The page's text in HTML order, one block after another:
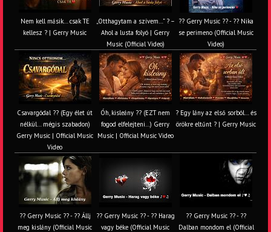
Nem kell másik… csak TE
kellesz ? | Gerry Music
„Otthagytam a szívem…” ? –
Ahol a lusta folyó | Gerry
Music (Official Video)
?? Gerry Music ?? - ?? Nika
se perimeno (Official Music
Video)
Csavargódal ?? (Egy élet út
nélkül… mégis szabadon)
Gerry Music | Official Music
Video
Óh, kisleány ?? (EZT nem
fogod elfelejteni…) Gerry
Music | Official Music Video
? Egy lány az első sorból… és
örökre eltűnt ? | Gerry Music
?? Gerry Music ?? - ?? Állj
meg kislány (Official Music
?? Gerry Music ?? - ?? Harag
vagy béke (Official Music
?? Gerry Music ?? - ??
Dalban mondom el (Official